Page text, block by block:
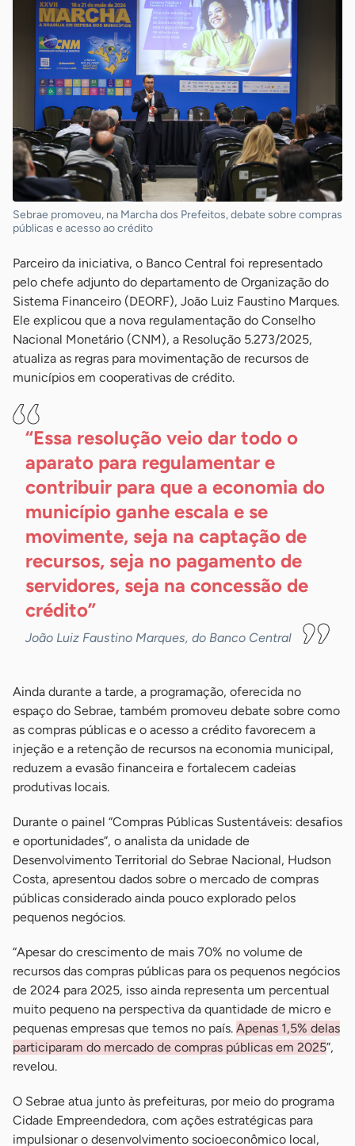
Sebrae promoveu, na Marcha dos Prefeitos, debate sobre compras
públicas e acesso ao crédito
Parceiro da iniciativa, o Banco Central foi representado
pelo chefe adjunto do departamento de Organização do
Sistema Financeiro (DEORF), João Luiz Faustino Marques.
Ele explicou que a nova regulamentação do Conselho
Nacional Monetário (CNM), a Resolução 5.273/2025,
atualiza as regras para movimentação de recursos de
municípios em cooperativas de crédito.
“Essa resolução veio dar todo o
aparato para regulamentar e
contribuir para que a economia do
município ganhe escala e se
movimente, seja na captação de
recursos, seja no pagamento de
servidores, seja na concessão de
crédito”
João Luiz Faustino Marques, do Banco Central
Ainda durante a tarde, a programação, oferecida no
espaço do Sebrae, também promoveu debate sobre como
as compras públicas e o acesso a crédito favorecem a
injeção e a retenção de recursos na economia municipal,
reduzem a evasão financeira e fortalecem cadeias
produtivas locais.
Durante o painel “Compras Públicas Sustentáveis: desafios
e oportunidades”, o analista da unidade de
Desenvolvimento Territorial do Sebrae Nacional, Hudson
Costa, apresentou dados sobre o mercado de compras
públicas considerado ainda pouco explorado pelos
pequenos negócios.
“Apesar do crescimento de mais 70% no volume de
recursos das compras públicas para os pequenos negócios
de 2024 para 2025, isso ainda representa um percentual
muito pequeno na perspectiva da quantidade de micro e
pequenas empresas que temos no país. Apenas 1,5% delas
participaram do mercado de compras públicas em 2025”,
revelou.
O Sebrae atua junto às prefeituras, por meio do programa
Cidade Empreendedora, com ações estratégicas para
impulsionar o desenvolvimento socioeconômico local,